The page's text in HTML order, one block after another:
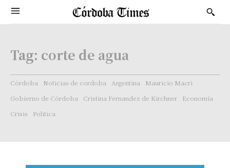
Tag: corte de agua
Córdoba Noticias de cordoba Argentina
Mauricio Macri
Gobierno de Córdoba
Cristina Fernandez de Kirchner
Economía
Crisis
Politica